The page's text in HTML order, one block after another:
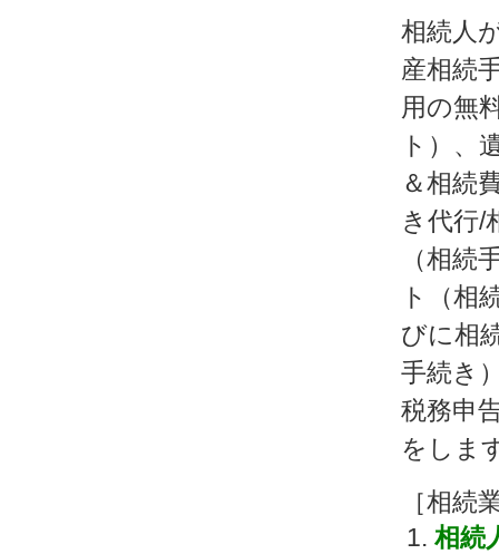
相続人
産相続
用の無
ト）、
＆相続
き代行/
（相続
ト（相
びに相
手続き
税務申
をしま
［相続
相続